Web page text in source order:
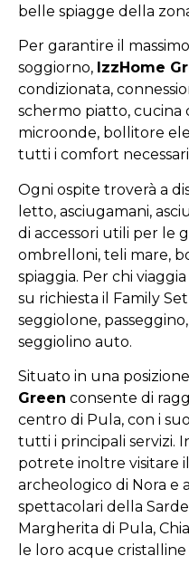
belle spiagge della
Per garantire il
soggiorno, IzzHome
condizionata,
schermo piatto, cucina
microonde, bollitore
tutti i comfort necessari
Ogni ospite troverà a
letto, asciugamani,
di accessori utili per le
ombrelloni, teli mare,
spiaggia. Per chi
su richiesta il Family
seggiolone,
seggiolino auto.
Situato in una
Green consente di
centro di Pula, con i
tutti i principali servizi.
potrete inoltre visitare
archeologico di Nora e
spettacolari della
Margherita di Pula,
le loro acque cristalline